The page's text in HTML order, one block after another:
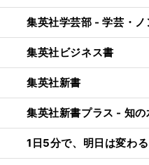
集英社学芸部 - 学芸・
集英社ビジネス書
集英社新書
集英社新書プラス - 知の
1日5分で、明日は変わ